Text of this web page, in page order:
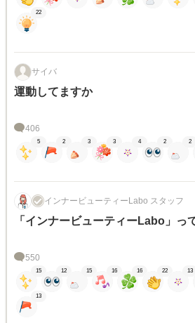
22
サイバ
運動してますか
406
5 2 3 3 4 2 2
インナービューティーLabo スタッフ
「インナービューティーLabo」っ
550
15 12 15 16 16 22 13
13